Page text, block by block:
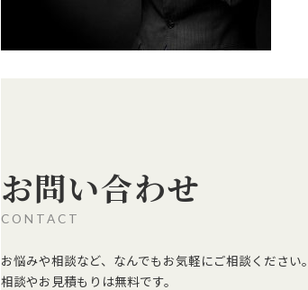
お問い合わせ
CONTACT
お悩みや相談など、なんでもお気軽にご相談ください。
相談やお見積もりは無料です。